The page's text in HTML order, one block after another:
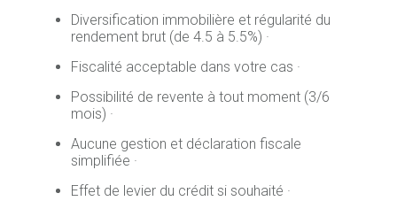
Diversification immobilière et régularité du
rendement brut (de 4.5 à 5.5%) ·
Fiscalité acceptable dans votre cas ·
Possibilité de revente à tout moment (3/6
mois) ·
Aucune gestion et déclaration fiscale
simplifiée ·
Effet de levier du crédit si souhaité ·